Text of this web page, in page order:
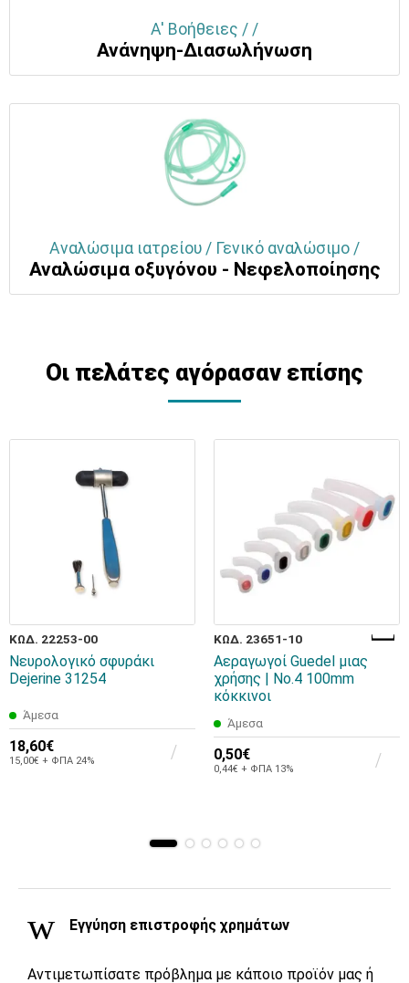
Α' Βοήθειες / /
Ανάνηψη-Διασωλήνωση
Αναλώσιμα ιατρείου / Γενικό αναλώσιμο /
Αναλώσιμα οξυγόνου - Νεφελοποίησης
Οι πελάτες αγόρασαν επίσης
ΚΩΔ. 22253-00
Νευρολογικό σφυράκι
Dejerine 31254
Άμεσα
18,60€
15,00€ + ΦΠΑ 24%
ΚΩΔ. 23651-10
Αεραγωγοί Guedel μιας
χρήσης | No.4 100mm
κόκκινοι
Άμεσα
0,50€
0,44€ + ΦΠΑ 13%
Εγγύηση επιστροφής χρημάτων
Αντιμετωπίσατε πρόβλημα με κάποιο προϊόν μας ή